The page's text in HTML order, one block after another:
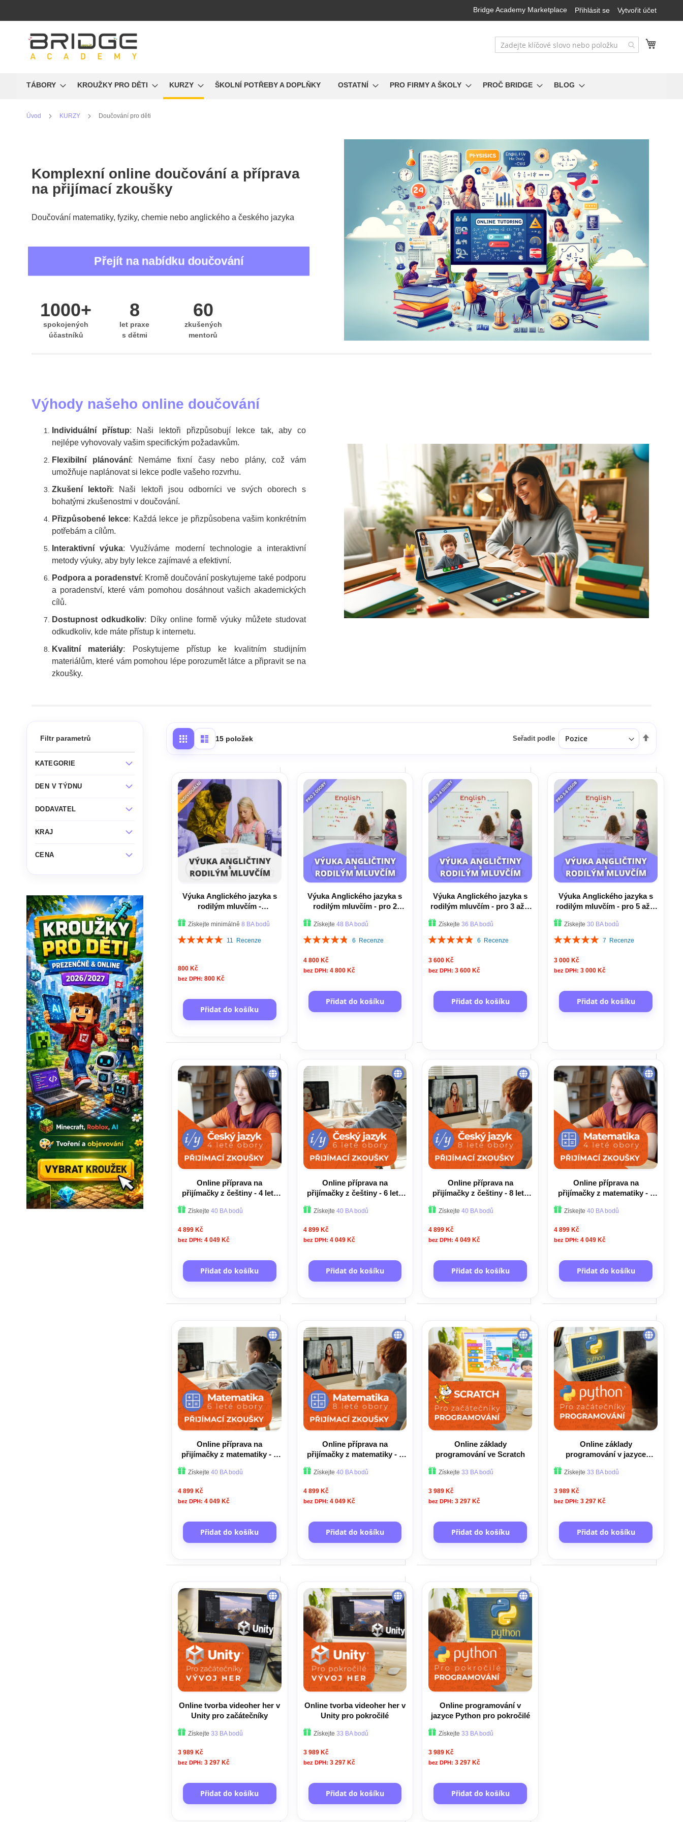
na
Bridge Academy Marketplace Přihlásit se Vytvořit účet
TÁBORY KROUŽKY PRO DĚTI KURZY ŠKOLNÍ POTŘEBY A DOPLŇKY OSTATNÍ PRO FIRMY A ŠKOLY PROČ BRIDGE BLOG
Úvod KURZY Doučování pro děti
Komplexní online doučování a příprava
na přijímací zkoušky
Doučování pro děti a příprava na přijímací zkoušky
Hledáteindividuální doučování pro dětiv základní nebo střední škole? Bridge Academy nabízí online i osobní doučovánízaměřené na český jazyk, matematiku, angličtinu,
doučování onlineje dostupné pro děti po celé ČR. Rodiče často využívají i možnost opakovacích lekcí nebo dlouhodobé přípravy. Nabízíme flexibilní termíny a rychlé
nebo pomoc při porozumění výkladu ve škole, jsme tu, abychom pomohli dětem získat jistotu ve vzdělávání. Kontaktujte nás a
Doučování matematiky, fyziky, chemie nebo anglického a českého jazyka
Přejít na nabídku doučování
1000+
spokojených
účastníků
8
let praxe
s dětmi
60
zkušených
mentorů
Výhody našeho online doučování
Individuální přístup: Naši lektoři přizpůsobují lekce tak, aby co
nejlépe vyhovovaly vašim specifickým požadavkům.
Flexibilní plánování: Nemáme fixní časy nebo plány, což vám
umožňuje naplánovat si lekce podle vašeho rozvrhu.
Zkušení lektoři: Naši lektoři jsou odborníci ve svých oborech s
bohatými zkušenostmi v doučování.
Přizpůsobené lekce: Každá lekce je přizpůsobena vašim konkrétním
potřebám a cílům.
Interaktivní výuka: Využíváme moderní technologie a interaktivní
metody výuky, aby byly lekce zajímavé a efektivní.
Podpora a poradenství: Kromě doučování poskytujeme také podporu
a poradenství, které vám pomohou dosáhnout vašich akademických
cílů.
Dostupnost odkudkoliv: Díky online formě výuky můžete studovat
odkudkoliv, kde máte přístup k internetu.
Kvalitní materiály: Poskytujeme přístup ke kvalitním studijním
materiálům, které vám pomohou lépe porozumět látce a připravit se na
zkoušky.
15položek Seřadit podle
Nastavit
Výuka Anglického jazyka s
rodilým mluvčím -
Získejte minimálně 8 BA bodů
Hodnocení:
11 Recenze
800 Kč
800 Kč
Přidat do košíku
Výuka Anglického jazyka s
rodilým mluvčím - pro 2
Získejte 48 BA bodů
Hodnocení:
6 Recenze
4 800 Kč
4 800 Kč
Přidat do košíku
Výuka Anglického jazyka s
rodilým mluvčím - pro 3 až 4
Získejte36 BA bodů
Hodnocení:
6 Recenze
3 600 Kč
3 600 Kč
Přidat do košíku
Výuka Anglického jazyka s
rodilým mluvčím - pro 5 až 6
Získejte30 BA bodů
Hodnocení:
7 Recenze
3 000 Kč
3 000 Kč
Přidat do košíku
Online příprava na
přijímačky z češtiny - 4 leté
Získejte 40 BA bodů
4 899 Kč
4 049 Kč
Přidat do košíku
Online příprava na
přijímačky z češtiny - 6 leté
Získejte 40 BA bodů
4 899 Kč
4 049 Kč
Přidat do košíku
Online příprava na
přijímačky z češtiny - 8 leté
Získejte40 BA bodů
4 899 Kč
4 049 Kč
Přidat do košíku
Online příprava na
přijímačky z matematiky - 4
Získejte40 BA bodů
4 899 Kč
4 049 Kč
Přidat do košíku
Online příprava na
přijímačky z matematiky - 6
Získejte 40 BA bodů
4 899 Kč
4 049 Kč
Přidat do košíku
Online příprava na
přijímačky z matematiky - 8
Získejte 40 BA bodů
4 899 Kč
4 049 Kč
Přidat do košíku
Online základy
programování ve Scratch
Získejte33 BA bodů
3 989 Kč
3 297 Kč
Přidat do košíku
Online základy
programování v jazyce
Získejte33 BA bodů
3 989 Kč
3 297 Kč
Přidat do košíku
Online tvorba videoher her v
Unity pro začátečníky
Získejte 33 BA bodů
3 989 Kč
3 297 Kč
Přidat do košíku
Online tvorba videoher her v
Unity pro pokročilé
Získejte 33 BA bodů
3 989 Kč
3 297 Kč
Přidat do košíku
Online programování v
jazyce Python pro pokročilé
Získejte33 BA bodů
3 989 Kč
3 297 Kč
Přidat do košíku
Filtr parametrů
KATEGORIE
DEN V TÝDNU
DODAVATEL
KRAJ
CENA